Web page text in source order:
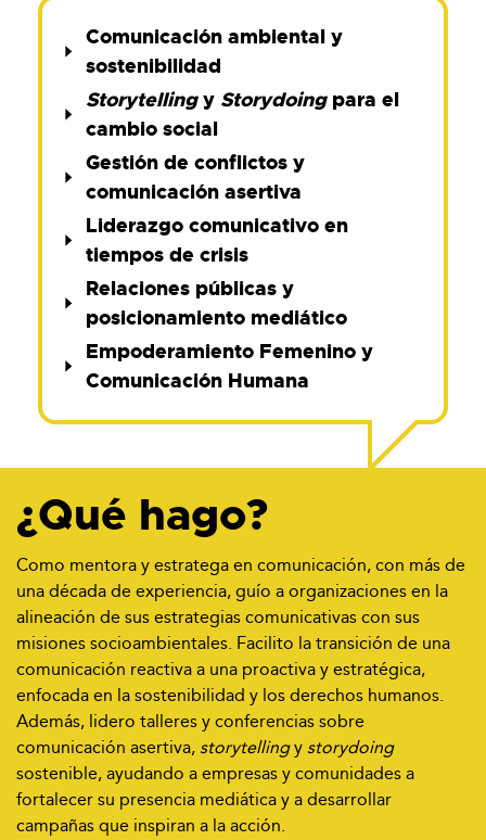
Comunicación ambiental y
sostenibilidad
Storytellingy Storydoingpara el
cambio social
Gestión de conflictos y
comunicación asertiva
Liderazgo comunicativo en
tiempos de crisis
Relaciones públicas y
posicionamiento mediático
Empoderamiento Femenino y
Comunicación Humana
¿Qué hago?
Como mentora y estratega en comunicación, con más de
una década de experiencia, guío a organizaciones en la
alineación de sus estrategias comunicativas con sus
misiones socioambientales. Facilito la transición de una
comunicación reactiva a una proactiva y estratégica,
enfocada en la sostenibilidad y los derechos humanos.
Además, lidero talleres y conferencias sobre
comunicación asertiva, storytellingy storydoing
sostenible, ayudando a empresas y comunidades a
fortalecer su presencia mediática y a desarrollar
campañas que inspiran a la acción.